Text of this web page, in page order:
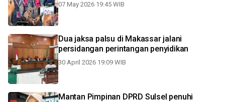
07 May 2026 19:45 WIB
Dua jaksa palsu di Makassar jalani
persidangan perintangan penyidikan
30 April 2026 19:09 WIB
Mantan Pimpinan DPRD Sulsel penuhi